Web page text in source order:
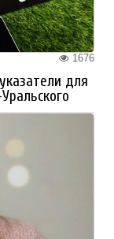
1676
для